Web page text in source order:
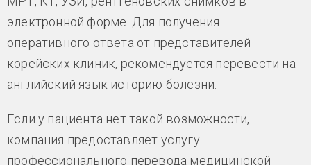
электронной форме. Для получения
оперативного ответа от представителей
корейских клиник, рекомендуется перевести на
английский язык историю болезни.
Если у пациента нет такой возможности,
компания предоставляет услугу
профессионального перевода медицинской